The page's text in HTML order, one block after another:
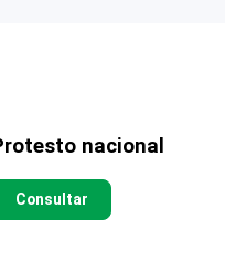
nacional
Consultar